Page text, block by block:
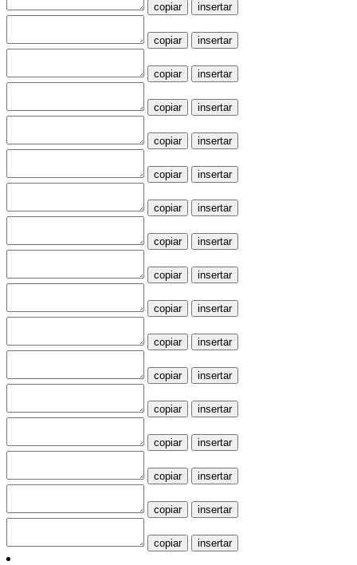
copiar insertar
copiar insertar
copiar insertar
copiar insertar
copiar insertar
copiar insertar
copiar insertar
copiar insertar
copiar insertar
copiar insertar
copiar insertar
copiar insertar
copiar insertar
copiar insertar
copiar insertar
copiar insertar
copiar insertar